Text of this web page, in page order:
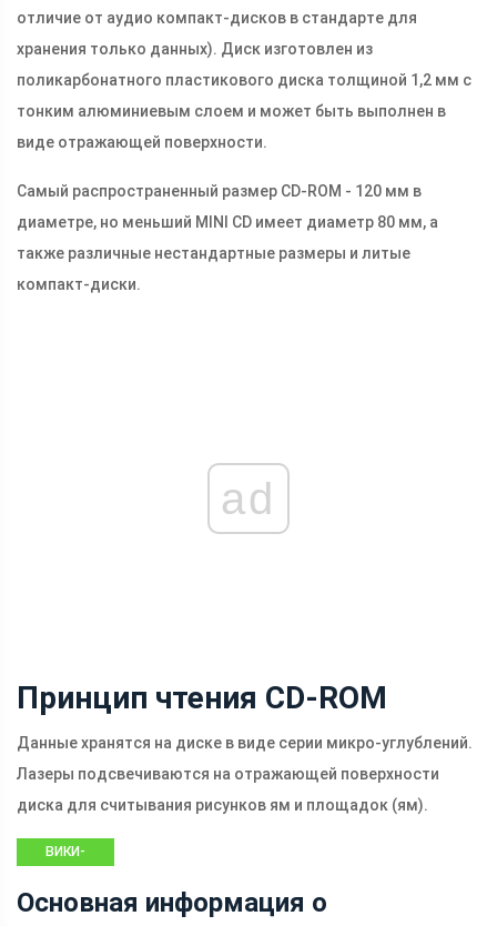
отличие от аудио компакт-дисков в стандарте для
хранения только данных). Диск изготовлен из
поликарбонатного пластикового диска толщиной 1,2 мм с
тонким алюминиевым слоем и может быть выполнен в
виде отражающей поверхности.
Самый распространенный размер CD-ROM - 120 мм в
диаметре, но меньший MINI CD имеет диаметр 80 мм, а
также различные нестандартные размеры и литые
компакт-диски.
ad
Принцип чтения CD-ROM
Данные хранятся на диске в виде серии микро-углублений.
Лазеры подсвечиваются на отражающей поверхности
диска для считывания рисунков ям и площадок (ям).
ВИКИ-
MINITOOL
Основная информация о